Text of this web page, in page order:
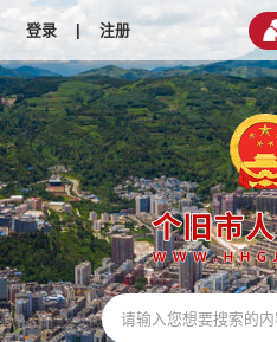
登录 | 注册